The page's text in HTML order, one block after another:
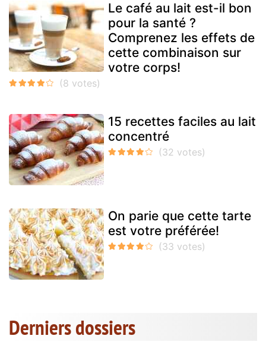
Le café au lait est-il bon
pour la santé ?
Comprenez les effets de
cette combinaison sur
votre corps!
15 recettes faciles au lait
concentré
On parie que cette tarte
est votre préférée!
Derniers dossiers